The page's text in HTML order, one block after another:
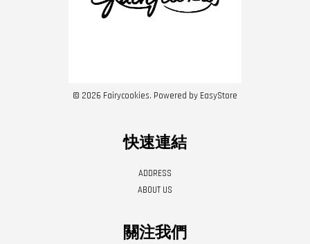
© 2026 Fairycookies. Powered by EasyStore
快速連結
ADDRESS
ABOUT US
關注我們